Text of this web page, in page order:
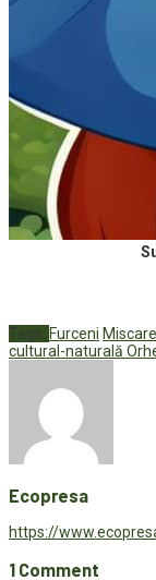
Tags: Furceni
cultural-naturală
Ecopresa
https://
1 Comment